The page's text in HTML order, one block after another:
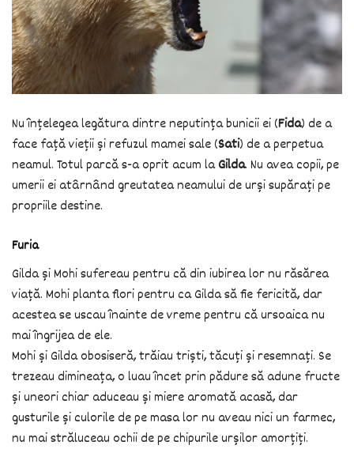
Nu înțelegea legătura dintre neputința bunicii ei (Fida) de a
face față vieții și refuzul mamei sale (Sati) de a perpetua
neamul. Totul parcă s-a oprit acum laGilda. Nu avea copii, pe
umerii ei atârnând greutatea neamului de urși supărați pe
propriile destine.
Furia
Gilda și Mohi sufereau pentru că din iubirea lor nu răsărea
viață. Mohi planta flori pentru ca Gilda să fie fericită, dar
acestea se uscau înainte de vreme pentru că ursoaica nu
mai îngrijea de ele.
Mohi și Gilda obosiseră, trăiau triști, tăcuți și resemnați. Se
trezeau dimineața, o luau încet prin pădure să adune fructe
și uneori chiar aduceau și miere aromată acasă, dar
gusturile și culorile de pe masa lor nu aveau nici un farmec,
nu mai străluceau ochii de pe chipurile urșilor amorțiți.